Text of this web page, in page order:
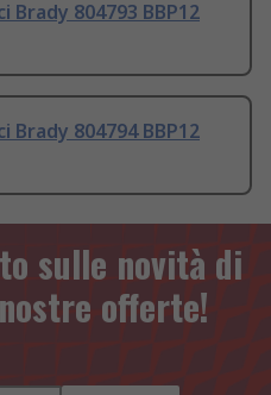
804793 BBP12
804794 BBP12
sulle novità di
offerte!